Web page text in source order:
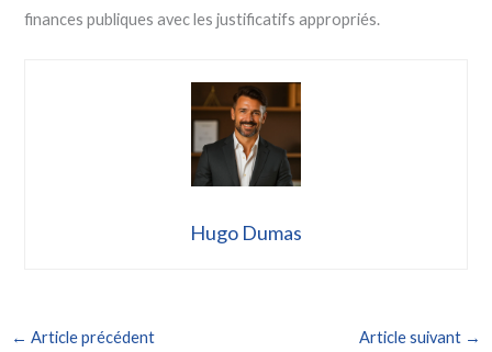
finances publiques avec les justificatifs appropriés.
Hugo Dumas
← Article précédent Article suivant →